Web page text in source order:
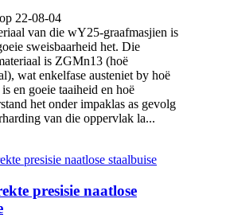
22-08-04
van die wY25-graafmasjien is
sweisbaarheid het. Die
is ZGMn13 (hoë
wat enkelfase austeniet by hoë
en goeie taaiheid en hoë
het onder impaklas as gevolg
van die oppervlak la...
presisie naatlose